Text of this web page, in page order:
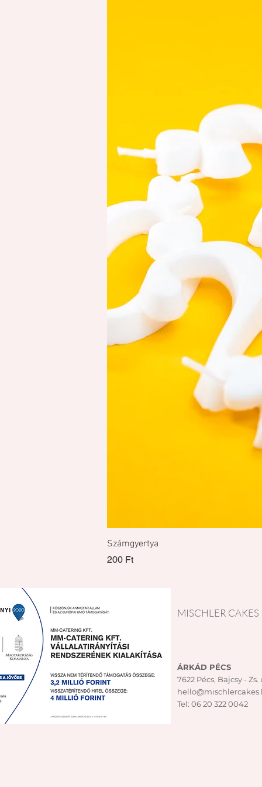
Számgyertya
Ár
200 Ft
MISCHLER CAKES
ÁRKÁD PÉCS
7622 Pécs, Bajcsy - Zs.
Tel: 06 20 322 0042